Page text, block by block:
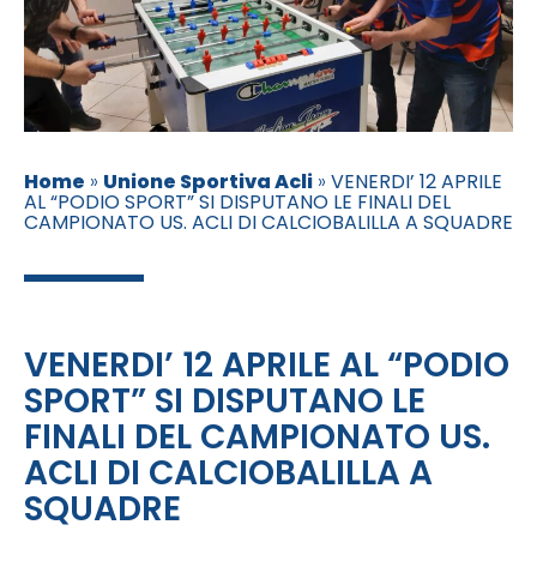
Home » Unione Sportiva Acli » VENERDI’ 12 APRILE
AL “PODIO SPORT” SI DISPUTANO LE FINALI DEL
CAMPIONATO US. ACLI DI CALCIOBALILLA A SQUADRE
VENERDI’ 12 APRILE AL “PODIO
SPORT” SI DISPUTANO LE
FINALI DEL CAMPIONATO US.
ACLI DI CALCIOBALILLA A
SQUADRE